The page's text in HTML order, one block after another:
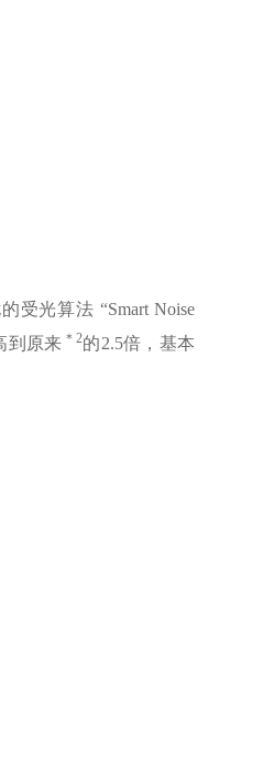
受光算法 “Smart Noise
到原来 ＊2的2.5倍，基本